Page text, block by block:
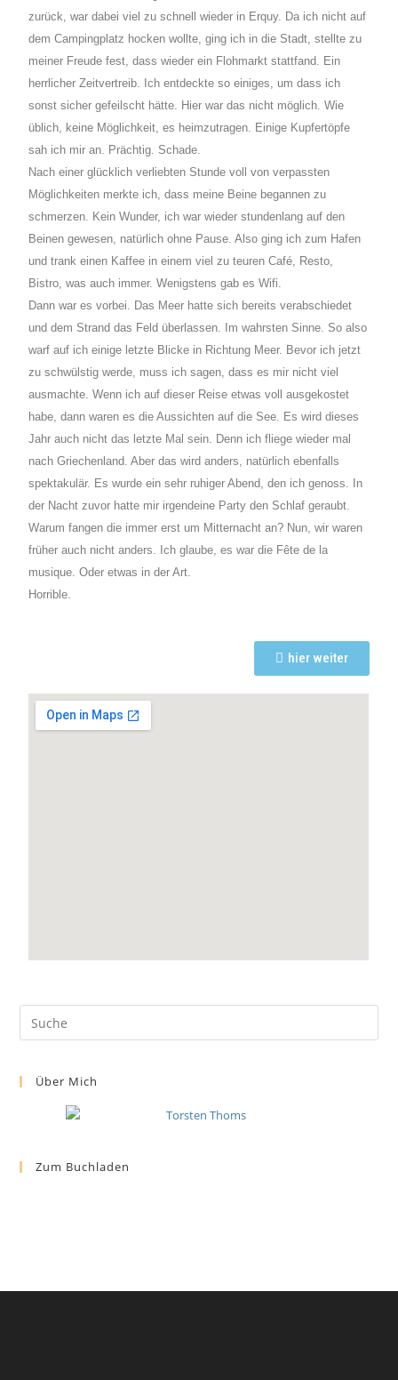
zurück, war dabei viel zu schnell wieder in Erquy. Da ich nicht auf
dem Campingplatz hocken wollte, ging ich in die Stadt, stellte zu
meiner Freude fest, dass wieder ein Flohmarkt stattfand. Ein
herrlicher Zeitvertreib. Ich entdeckte so einiges, um dass ich
sonst sicher gefeilscht hätte. Hier war das nicht möglich. Wie
üblich, keine Möglichkeit, es heimzutragen. Einige Kupfertöpfe
sah ich mir an. Prächtig. Schade.
Nach einer glücklich verliebten Stunde voll von verpassten
Möglichkeiten merkte ich, dass meine Beine begannen zu
schmerzen. Kein Wunder, ich war wieder stundenlang auf den
Beinen gewesen, natürlich ohne Pause. Also ging ich zum Hafen
und trank einen Kaffee in einem viel zu teuren Café, Resto,
Bistro, was auch immer. Wenigstens gab es Wifi.
Dann war es vorbei. Das Meer hatte sich bereits verabschiedet
und dem Strand das Feld überlassen. Im wahrsten Sinne. So also
warf auf ich einige letzte Blicke in Richtung Meer. Bevor ich jetzt
zu schwülstig werde, muss ich sagen, dass es mir nicht viel
ausmachte. Wenn ich auf dieser Reise etwas voll ausgekostet
habe, dann waren es die Aussichten auf die See. Es wird dieses
Jahr auch nicht das letzte Mal sein. Denn ich fliege wieder mal
nach Griechenland. Aber das wird anders, natürlich ebenfalls
spektakulär. Es wurde ein sehr ruhiger Abend, den ich genoss. In
der Nacht zuvor hatte mir irgendeine Party den Schlaf geraubt.
Warum fangen die immer erst um Mitternacht an? Nun, wir waren
früher auch nicht anders. Ich glaube, es war die Fête de la
musique. Oder etwas in der Art.
Horrible.
hier weiter
Über Mich
Zum Buchladen